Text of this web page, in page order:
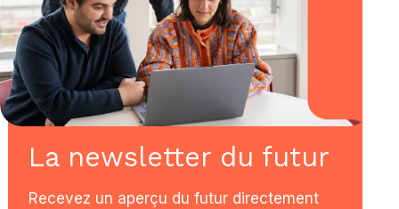
La newsletter du futur
Recevez un aperçu du futur directement